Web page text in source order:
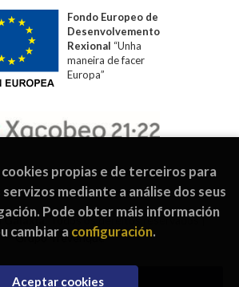
Fondo Europeo de
Desenvolvemento
Rexional “Unha
maneira de facer
Europa”
. Todos os dereitos reservados |
Grupo Trevenque
propias e de terceiros para
mediante a análise dos seus
Pode obter máis información
cambiar a configuración.
Aceptar cookies